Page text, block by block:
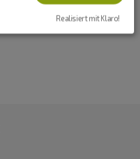
Realisiert mit Klaro!